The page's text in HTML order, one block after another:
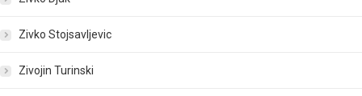
Zivko Stojsavljevic
Zivojin Turinski